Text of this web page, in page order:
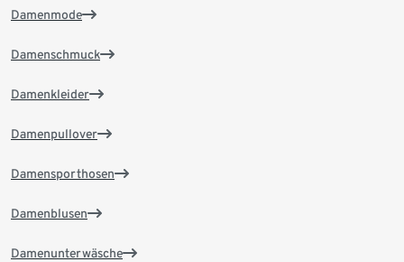
Damenmode
Damenschmuck
Damenkleider
Damenpullover
Damensporthosen
Damenblusen
Damenunterwäsche